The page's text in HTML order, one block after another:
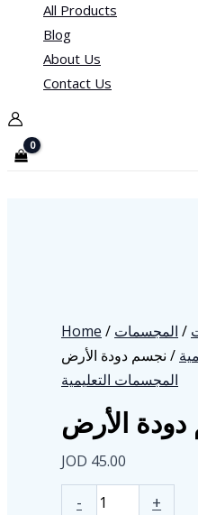
All Products
Blog
About Us
Contact Us
Home / / المجسمات
/ نجسم دودة الأرض
المجسمات التعليمية
الأرض
JOD 45.00
- +